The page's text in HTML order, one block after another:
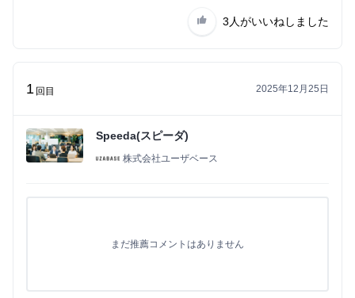
3人がいいねしました
1 回目 2025年12月25日
Speeda(スピーダ)
株式会社ユーザベース
まだ推薦コメントはありません